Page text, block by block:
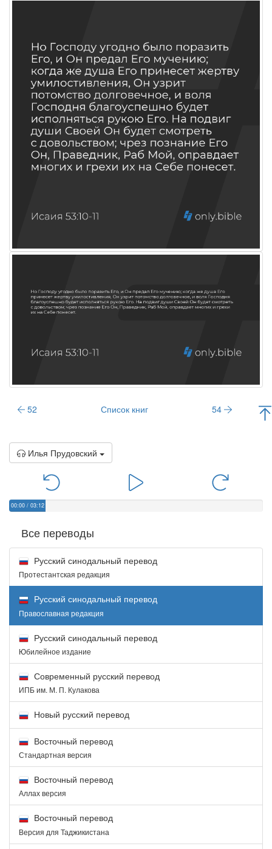
52 Список книг 54
Илья Прудовский
00:00 / 03:12
Все переводы
Русский синодальный перевод
Протестантская редакция
Русский синодальный перевод
Православная редакция
Русский синодальный перевод
Юбилейное издание
Современный русский перевод
ИПБ им. М. П. Кулакова
Новый русский перевод
Восточный перевод
Стандартная версия
Восточный перевод
Аллах версия
Восточный перевод
Версия для Таджикистана